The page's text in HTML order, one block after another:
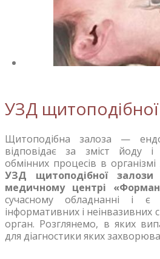
УЗД
Щитоподібна залоза —
відповідає за зміст йоду і
обмінних процесів в
УЗД щитоподібної
медичному центрі
сучасному обладнанні і
інформативних і неінвазивних
орган. Розглянемо, в яких
для діагностики яких